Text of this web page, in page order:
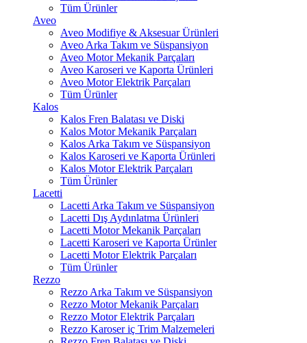
Tüm Ürünler
Aveo
Aveo Modifiye & Aksesuar Ürünleri
Aveo Arka Takım ve Süspansiyon
Aveo Motor Mekanik Parçaları
Aveo Karoseri ve Kaporta Ürünleri
Aveo Motor Elektrik Parçaları
Tüm Ürünler
Kalos
Kalos Fren Balatası ve Diski
Kalos Motor Mekanik Parçaları
Kalos Arka Takım ve Süspansiyon
Kalos Karoseri ve Kaporta Ürünleri
Kalos Motor Elektrik Parçaları
Tüm Ürünler
Lacetti
Lacetti Arka Takım ve Süspansiyon
Lacetti Dış Aydınlatma Ürünleri
Lacetti Motor Mekanik Parçaları
Lacetti Karoseri ve Kaporta Ürünler
Lacetti Motor Elektrik Parçaları
Tüm Ürünler
Rezzo
Rezzo Arka Takım ve Süspansiyon
Rezzo Motor Mekanik Parçaları
Rezzo Motor Elektrik Parçaları
Rezzo Karoser iç Trim Malzemeleri